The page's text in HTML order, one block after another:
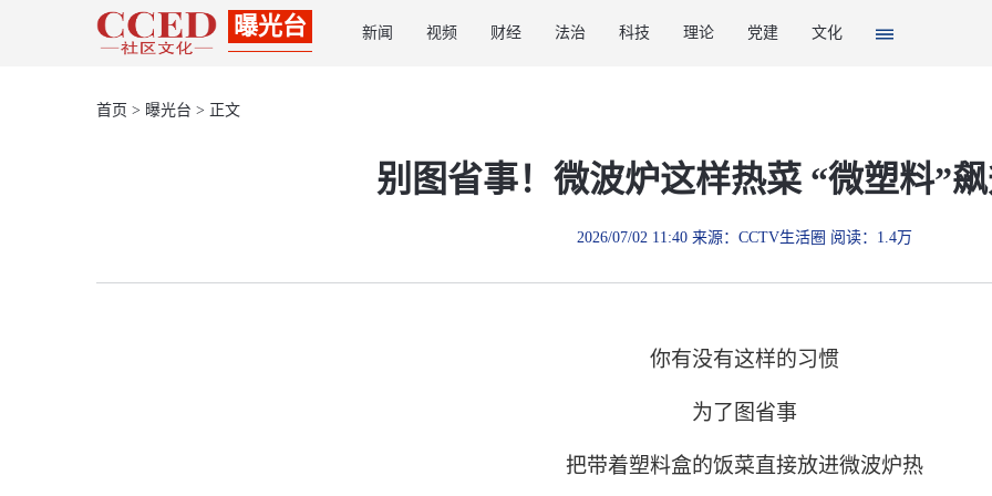
曝光台 新闻 视频 财经 法治 科技 理论 党建 文化
首页 > 曝光台 > 正文
别图省事！微波炉这样热菜 “微塑料”
2026/07/02 11:40 来源：CCTV生活圈 阅读：1.4万
你有没有这样的习惯
为了图省事
把带着塑料盒的饭菜直接放进微波炉热